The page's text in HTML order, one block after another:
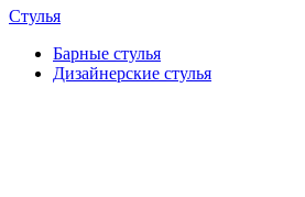
Стулья
Барные cтулья
Дизайнерские cтулья